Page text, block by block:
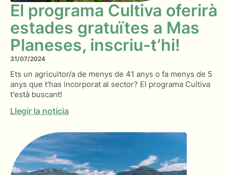
El programa Cultiva oferirà
estades gratuïtes a Mas
Planeses, inscriu-t’hi!
31/07/2024
Ets un agricultor/a de menys de 41 anys o fa menys de 5
anys que t'has incorporat al sector? El programa Cultiva
t'està buscant!
Llegir la notícia